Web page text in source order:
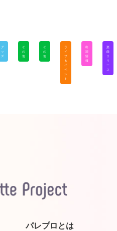
グ
ッ
ズ
そ
の
他
そ
の
他
ラ
イ
ブ
＆
イ
ベ
ン
ト
出
演
情
報
楽
曲
リ
リ
ー
ス
パレプロとは